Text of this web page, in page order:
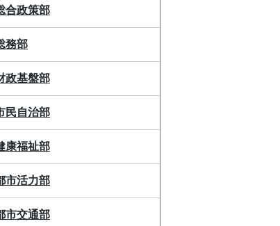
合政策部
務部
政基盤部
民自治部
康福祉部
市活力部
市交通部